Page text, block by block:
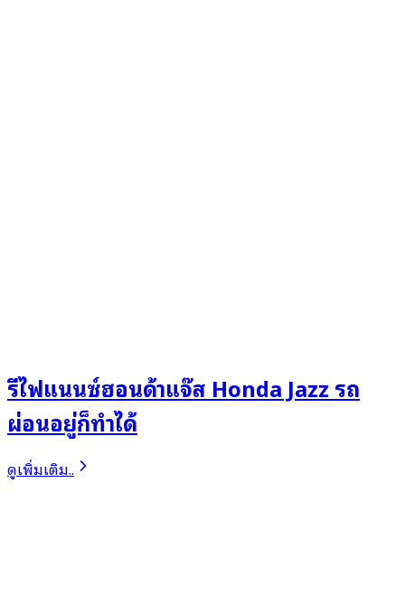
รีไฟแนนซ์ฮอนด้าแจ๊ส Honda Jazz รถ
ผ่อนอยู่ก็ทำได้
ดูเพิ่มเติม..